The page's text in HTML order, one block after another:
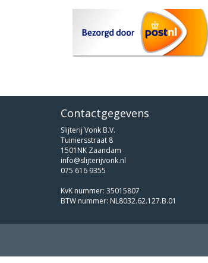
Contactgegevens
Slijterij Vonk B.V.
Tuiniersstraat 8
1501NK Zaandam
info@slijterijvonk.nl
075 616 9355
KvK nummer: 35015807
BTW nummer: NL8032.62.127.B.01